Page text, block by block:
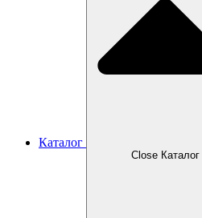
Каталог
Close Каталог